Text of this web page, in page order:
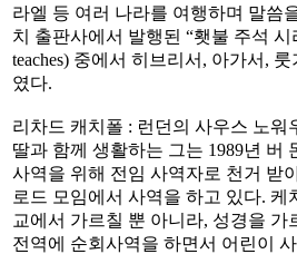
라엘 등 여러 나라를 여행하며 말씀
치 출판사에서 발행된 “횃불 주석 시
teaches) 중에서 히브리서, 아가서,
였다.
리차드 캐치폴 : 런던의 사우스 노워
딸과 함께 생활하는 그는 1989년 버
사역을 위해 전임 사역자로 천거 받
로드 모임에서 사역을 하고 있다. 케
교에서 가르칠 뿐 아니라, 성경을 가
전역에 순회사역을 하면서 어린이